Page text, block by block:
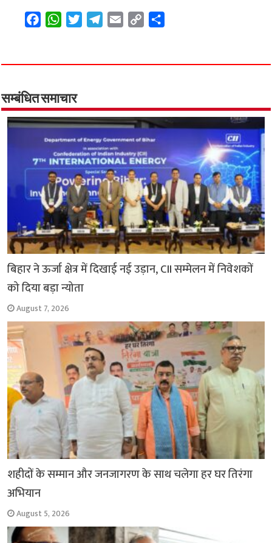
F
e
o
o
k
W
t
A
p
p
T
t
r
T
e
a
m
E
i
C
y
n
k
r
सम्बंधित समाचार
बिहार ने ऊर्जा क्षेत्र में दिखाई नई उड़ान, CII सम्मेलन में निवेशकों
को दिया बड़ा न्योता
August 7, 2026
शहीदों के सम्मान और जनजागरण के साथ चलेगा हर घर तिरंगा
अभियान
August 5, 2026